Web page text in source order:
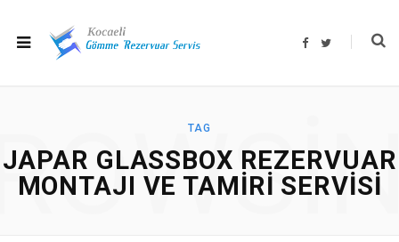
F
T
TAG
JAPAR GLASSBOX REZERVUAR
MONTAJI VE TAMIRI SERVISI